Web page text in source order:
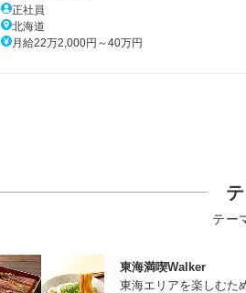
正社員
北海道
月給22万2,000円～40万円
テー
東海満喫Walker
東海エリアを楽しむた